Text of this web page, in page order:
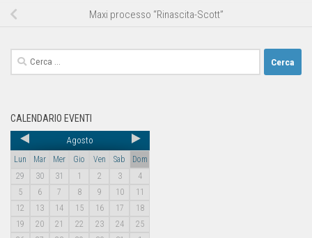
Maxi processo “Rinascita-Scott”
CALENDARIO EVENTI
Agosto
Lun Mar Mer Gio Ven Sab
Dom
29
30 31 1 2 3
4
5
6 7 8 9 10
11
12
13 14 15 16 17
18
19
20 21 22 23 24
25